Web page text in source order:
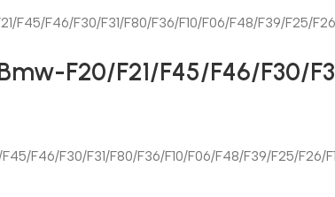
F20/F21/F45/F46/F30/
F46/F30/F31/F80/F36/F10/F06/F48/F39/F25/F26/